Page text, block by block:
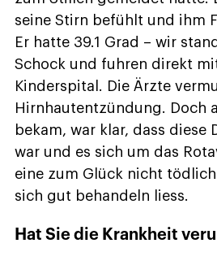
seine Stirn befühlt und ihm
Er hatte 39.1 Grad – wir
Schock und fuhren direkt
Kinderspital. Die Ärzte
Hirnhautentzündung. Doch
bekam, war klar, dass diese
war und es sich um das
eine zum Glück nicht
sich gut behandeln liess.
Hat Sie die Krankheit